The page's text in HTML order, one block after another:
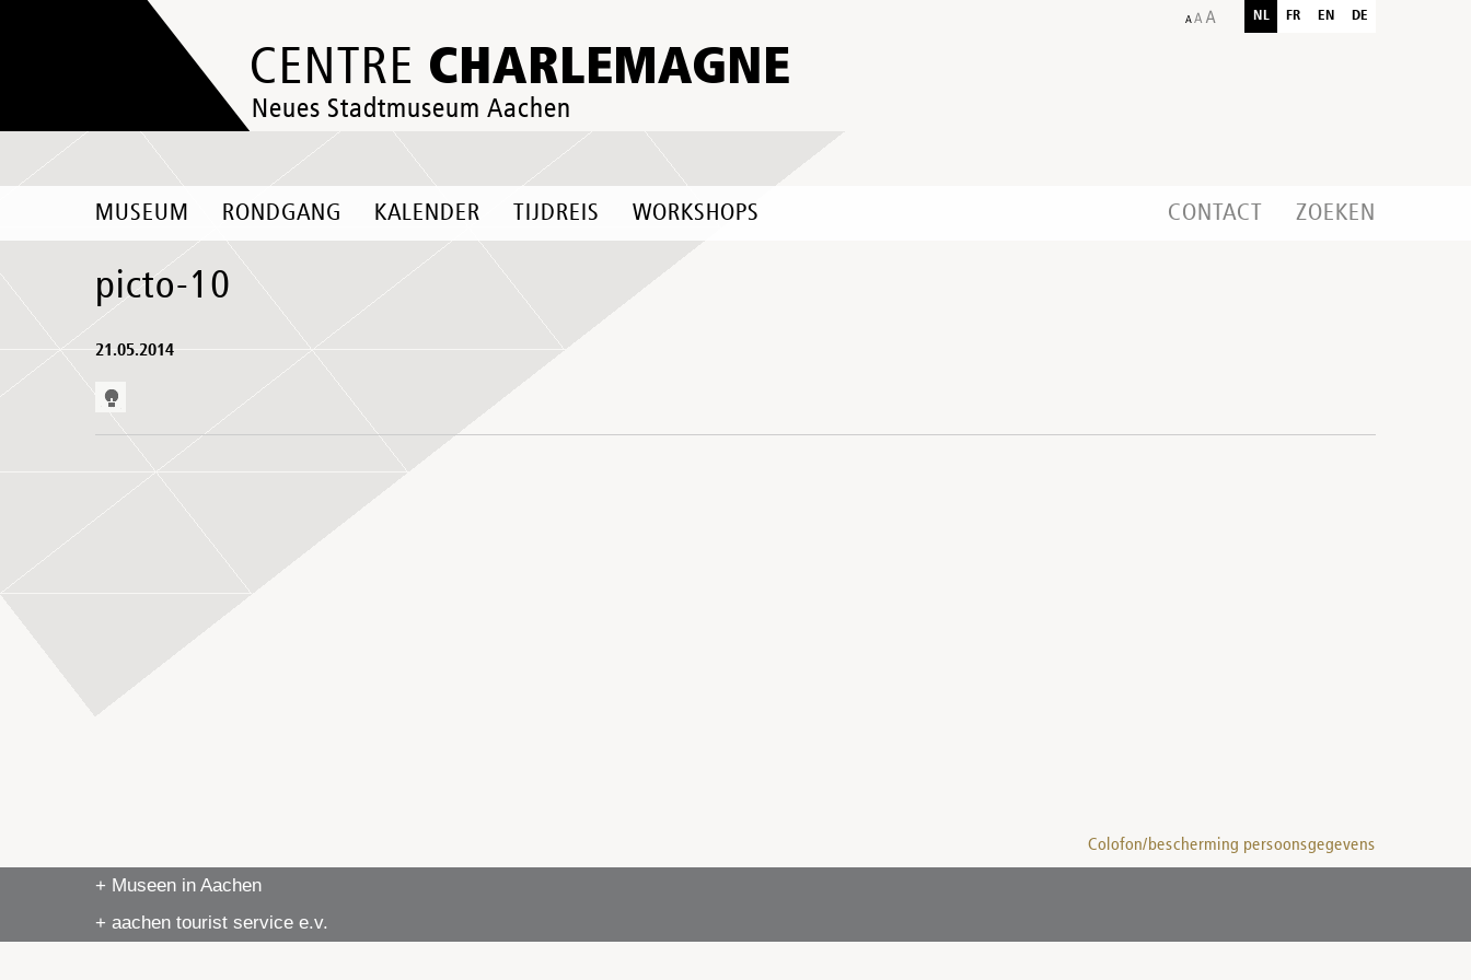
CENTRE CHARLEMAGNE
Neues Stadtmuseum Aachen
NL FR EN DE
MUSEUM RONDGANG KALENDER TIJDREIS WORKSHOPS CONTACT ZOEKEN
picto-10
21.05.2014
Colofon/bescherming persoonsgegevens
+ Museen in Aachen
+ aachen tourist service e.v.